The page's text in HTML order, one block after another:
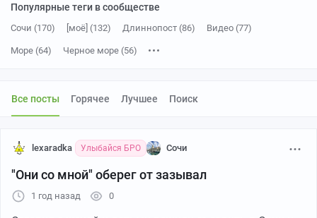
Популярные теги в сообществе
Сочи (170) [моё] (132) Длиннопост (86) Видео (77)
Море (64) Черное море (56)
Короткие видео (19) Отдых (17) Отпуск (14)
Туризм (11)
YouTube (9) Краснодарский край (8)
Солнце (5)
Все посты Горячее Лучшее Поиск
lexaradka Улыбайся БРО Сочи
"Они со мной" оберег от зазывал
1 год назад 0